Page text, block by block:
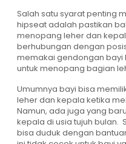
Salah satu syarat penting
hipseat adalah pastikan
menopang leher dan
berhubungan dengan
memakai gendongan bayi
untuk menopang bagian
Umumnya bayi bisa
leher dan kepala ketika
Namun, ada juga yang
kepala di usia tujuh bulan.
bisa duduk dengan